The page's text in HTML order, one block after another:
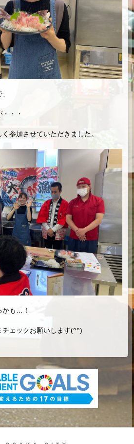
・・
参加させていただきました。
かも…！
ェックお願いします(^^)